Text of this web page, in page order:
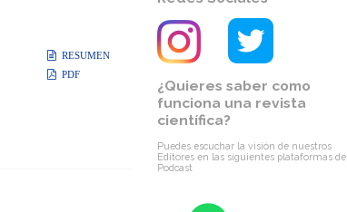
¿Quieres saber como
funciona una revista
científica?
Puedes escuchar la visión de nuestros
Editores en las siguientes plataformas de
Podcast
RESUMEN
PDF